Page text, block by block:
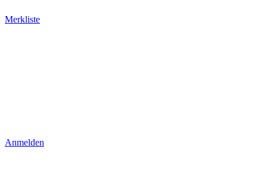
Merkliste
Anmelden